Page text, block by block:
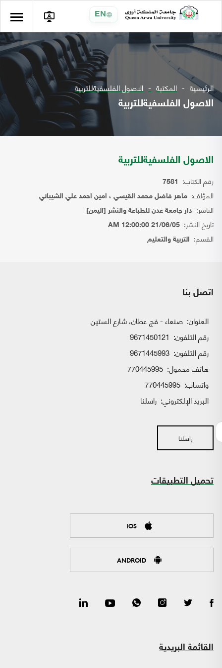
EN
الرئيسية المكتبة الاصول الفلسفيةللتربية
الاصول الفلسفيةللتربية
الاصول الفلسفيةللتربية
رقم الكتاب: 7581
المؤلف: ماهر فاضل محمد القيسي ، امين احمد علي الشيباني
الناشر: دار جامعة عدن للطباعة والنشر [اليمن]
تاريخ النشر: 21/06/05 12:00:00 AM
القسم: التربية والتعليم
اتصل بنا
العنوان: صنعاء - فج عطان، شارع الستين
رقم التلفون: 9671450121
رقم التلفون: 9671445993
هاتف محمول: 770445995
واتساب:
البريد الإلكتروني: راسلنا
راسلنا
تحميل التطبيقات
IOS
ANDROID
القائمة البريدية